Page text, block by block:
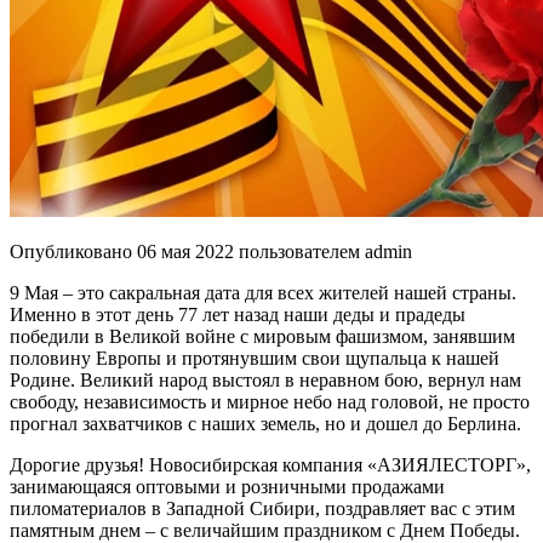
Опубликовано 06 мая 2022 пользователем admin
9 Мая – это сакральная дата для всех жителей нашей страны.
Именно в этот день 77 лет назад наши деды и прадеды
победили в Великой войне с мировым фашизмом, занявшим
половину Европы и протянувшим свои щупальца к нашей
Родине. Великий народ выстоял в неравном бою, вернул нам
свободу, независимость и мирное небо над головой, не просто
прогнал захватчиков с наших земель, но и дошел до Берлина.
Дорогие друзья! Новосибирская компания «АЗИЯЛЕСТОРГ»,
занимающаяся оптовыми и розничными продажами
пиломатериалов в Западной Сибири, поздравляет вас с этим
памятным днем – с величайшим праздником с Днем Победы.